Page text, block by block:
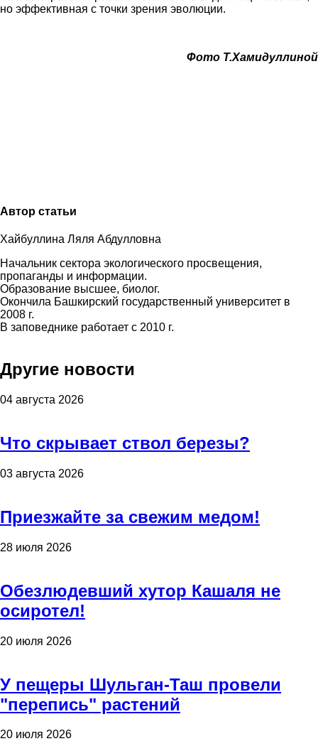
но эффективная с точки зрения эволюции.
Фото Т.Хамидуллиной
Автор статьи
Хайбуллина Ляля Абдулловна
Начальник сектора экологического просвещения,
пропаганды и информации.
Образование высшее, биолог.
Окончила Башкирский государственный университет в
2008 г.
В заповеднике работает с 2010 г.
Другие новости
04 августа 2026
Что скрывает ствол березы?
03 августа 2026
Приезжайте за свежим медом!
28 июля 2026
Обезлюдевший хутор Кашаля не
осиротел!
20 июля 2026
У пещеры Шульган-Таш провели
"перепись" растений
20 июля 2026